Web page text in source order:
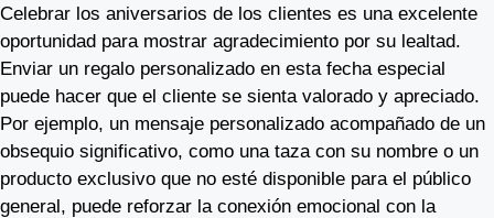
Celebrar los aniversarios de los clientes es una excelente
oportunidad para mostrar agradecimiento por su lealtad.
Enviar un regalo personalizado en esta fecha especial
puede hacer que el cliente se sienta valorado y apreciado.
Por ejemplo, un mensaje personalizado acompañado de un
obsequio significativo, como una taza con su nombre o un
producto exclusivo que no esté disponible para el público
general, puede reforzar la conexión emocional con la